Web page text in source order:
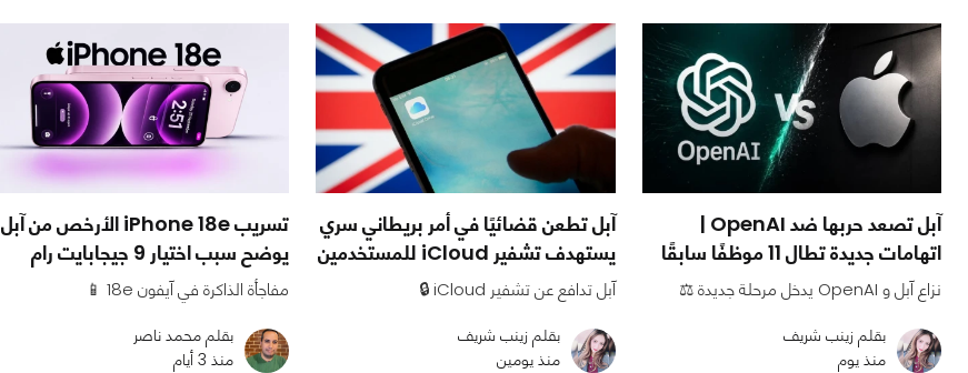
آبل تصعد حربها ضد OpenAI |
اتهامات جديدة تطال 11 موظفًا سابقًا
نزاع آبل و OpenAI يدخل مرحلة جديدة ⚖️
بقلم زينب شريف
منذ يوم
آبل تطعن قضائيًا في أمر بريطاني سري
يستهدف تشفير iCloud للمستخدمين
آبل تدافع عن تشفير iCloud 🔒
بقلم زينب شريف
منذ يومين
تسريب iPhone 18e الأرخص من آبل
يوضح سبب اختيار 9 جيجابايت رام
مفاجأة الذاكرة في آيفون 18e 📱
بقلم محمد ناصر
منذ 3 أيام